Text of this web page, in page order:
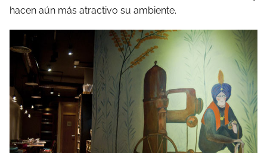
hacen aún más atractivo su ambiente.